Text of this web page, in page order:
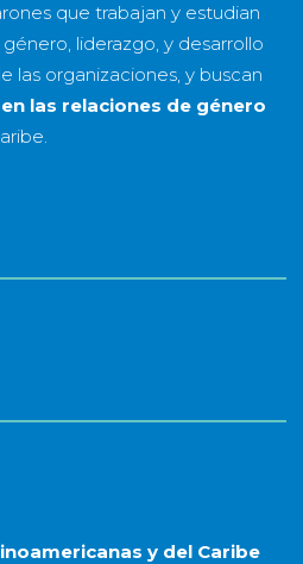
que trabajan y estudian
liderazgo, y desarrollo
las organizaciones, y buscan
las relaciones de género
y del Caribe